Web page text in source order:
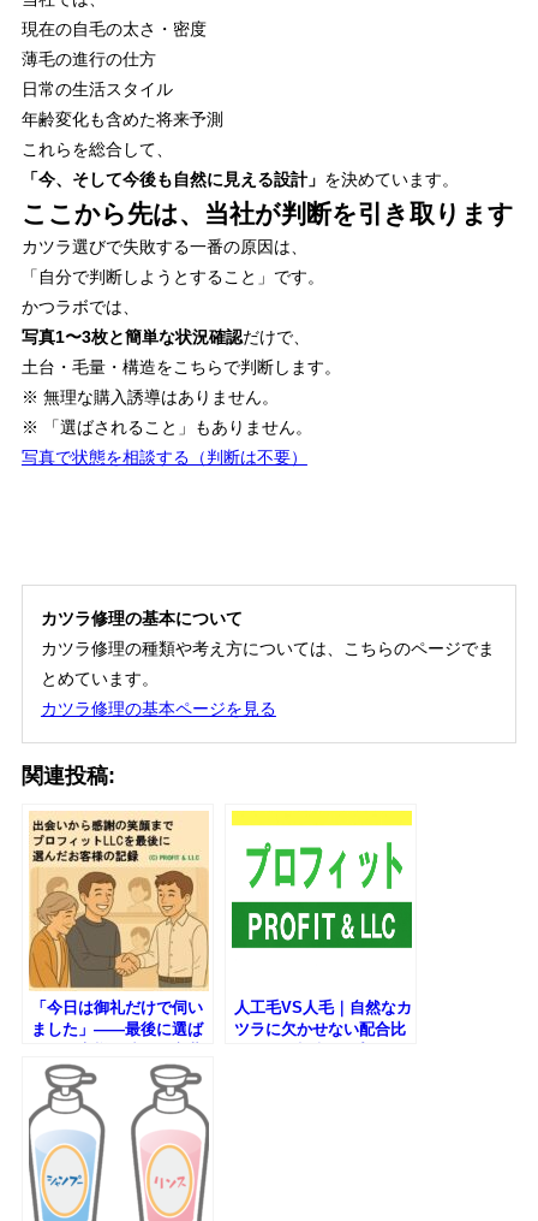
現在の自毛の太さ・密度
薄毛の進行の仕方
日常の生活スタイル
年齢変化も含めた将来予測
これらを総合して、
「今、そして今後も自然に見える設計」 を決めています。
ここから先は、当社が判断を引き取ります
カツラ選びで失敗する一番の原因は、
「自分で判断しようとすること」です。
かつラボでは、
写真1〜3枚と簡単な状況確認だけで、
土台・毛量・構造をこちらで判断します。
※ 無理な購入誘導はありません。
※ 「選ばされること」もありません。
写真で状態を相談する（判断は不要）
カツラ修理の基本について
カツラ修理の種類や考え方については、こちらのページでま
とめています。
カツラ修理の基本ページを見る
関連投稿:
「今日は御礼だけで伺い
ました」——最後に選ば
【後編】｜プロフィット
LLC
人工毛VS人毛｜自然なカ
ツラに欠かせない配合比